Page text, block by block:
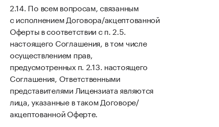
По всем вопросам, связанным
с исполнением Договора/акцептованной
Оферты в соответствии с п. 2.5.
настоящего Соглашения, в том числе
осуществлением прав,
предусмотренных п. 2.13. настоящего
Соглашения, Ответственными
представителями Лицензиата являются
лица, указанные в таком Договоре/
акцептованной Оферте.